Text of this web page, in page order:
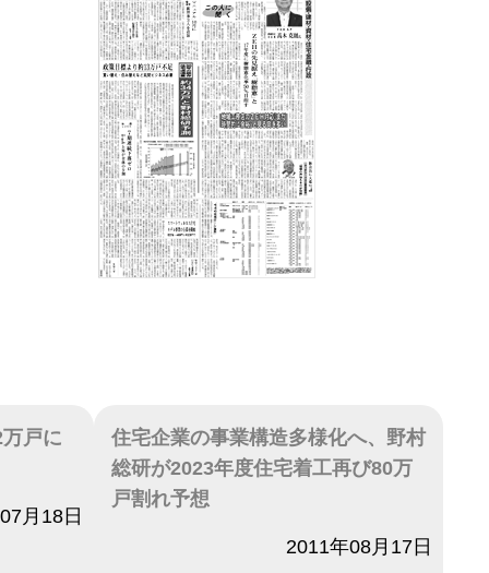
戸に
月18日
住宅企業の事業構造多様化へ、野村
総研が2023年度住宅着工再び80万
戸割れ予想
2011年08月17日